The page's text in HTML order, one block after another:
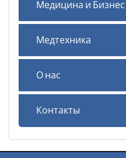
Медицина и Бизнес
Медтехника
О нас
Контакты